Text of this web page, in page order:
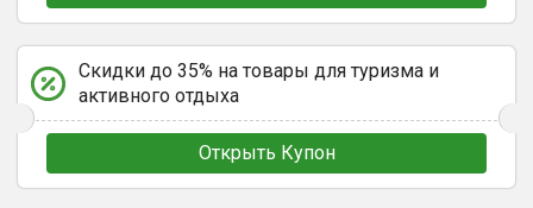
Скидки до 35% на товары для туризма и
активного отдыха
Открыть Купон